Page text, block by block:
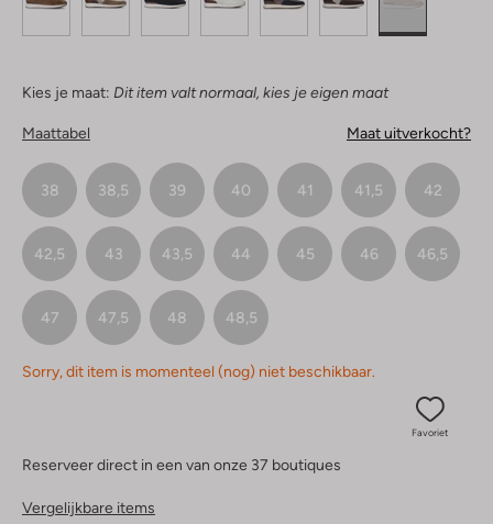
Kies je maat: Dit item valt normaal, kies je eigen maat
Maattabel Maat uitverkocht?
38 38,5 39 40 41 41,5 42
42,5 43 43,5 44 45 46 46,5
47 47,5 48 48,5
Sorry, dit item is momenteel (nog) niet beschikbaar.
Favoriet
Reserveer direct in een van onze 37 boutiques
Vergelijkbare items